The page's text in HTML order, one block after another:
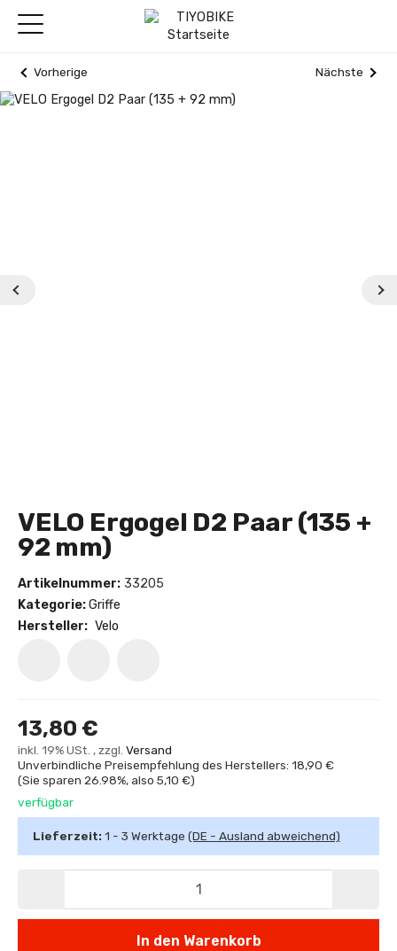
Vorherige Nächste
VELO Ergogel D2 Paar (135 +
92 mm)
Artikelnummer: 33205
Kategorie:Griffe
Hersteller: Velo
13,80 €
inkl. 19% USt. , zzgl. Versand
Unverbindliche Preisempfehlung des Herstellers: 18,90 €
(Sie sparen 26.98%, also 5,10 €)
verfügbar
Lieferzeit: 1 - 3 Werktage (DE - Ausland abweichend)
In den Warenkorb